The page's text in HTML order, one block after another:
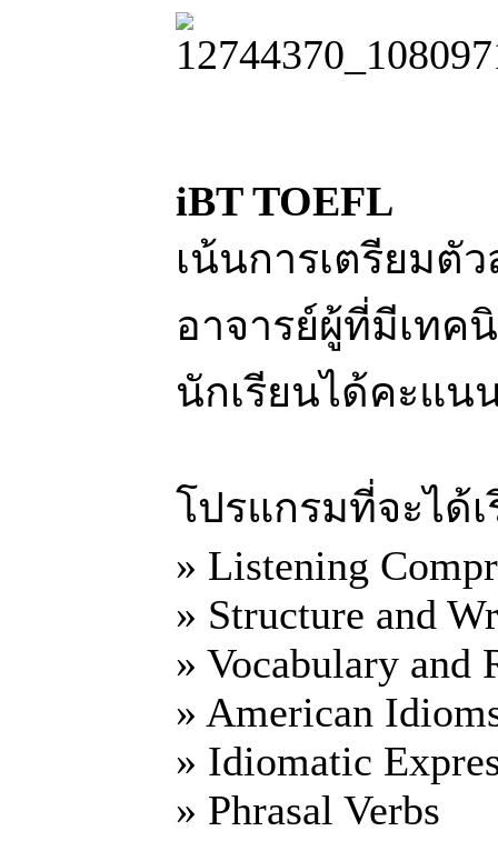
iBT TOEFL
เน้นการเตรียมตั
อาจารย์ผู้ที่มีเทค
นักเรียนได้คะแน
โปรแกรมที่จะได้
» Listening
» Structure and
» Vocabulary and
» American
» Idiomatic
» Phrasal Verbs